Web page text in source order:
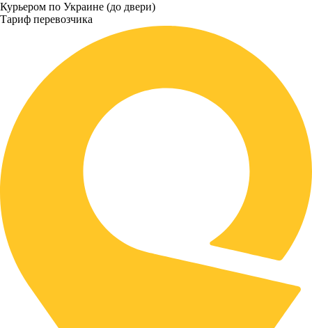
Курьером по Украине (до двери)
Тариф перевозчика